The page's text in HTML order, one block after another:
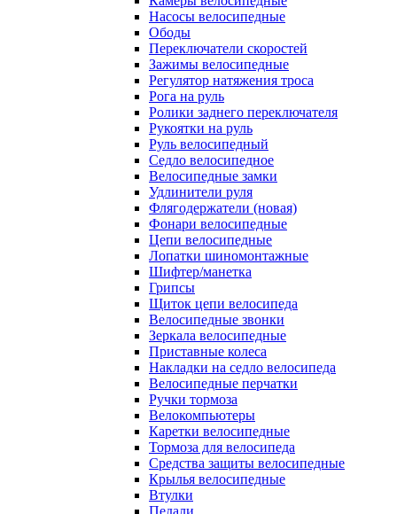
Насосы велосипедные
Ободы
Переключатели скоростей
Зажимы велосипедные
Регулятор натяжения троса
Рога на руль
Ролики заднего переключателя
Рукоятки на руль
Руль велосипедный
Седло велосипедное
Велосипедные замки
Удлинители руля
Флягодержатели (новая)
Фонари велосипедные
Цепи велосипедные
Лопатки шиномонтажные
Шифтер/манетка
Грипсы
Щиток цепи велосипеда
Велосипедные звонки
Зеркала велосипедные
Приставные колеса
Накладки на седло велосипеда
Велосипедные перчатки
Ручки тормоза
Велокомпьютеры
Каретки велосипедные
Тормоза для велосипеда
Средства защиты велосипедные
Крылья велосипедные
Втулки
Педали